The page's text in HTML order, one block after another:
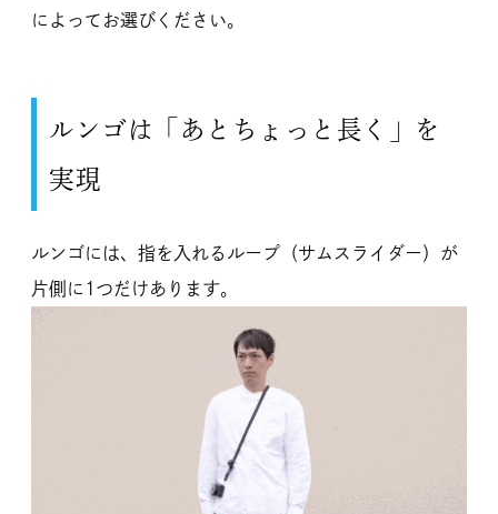
によってお選びください。
ルンゴは「あとちょっと長く」を
実現
ルンゴには、指を入れるループ（サムスライダー）が
片側に1つだけあります。